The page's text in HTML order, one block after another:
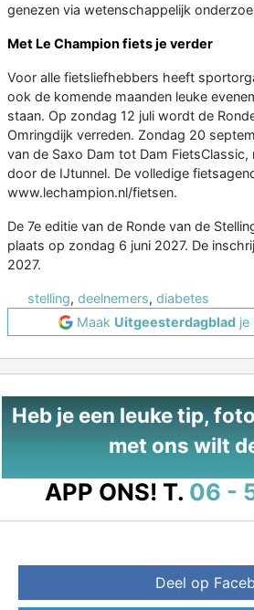
genezen via wetenschappelijk
Met Le Champion fiets je verder
Voor alle fietsliefhebbers heeft
ook de komende maanden leuke
staan. Op zondag 12 juli wordt de
Omringdijk verreden. Zondag 20
van de Saxo Dam tot Dam
door de IJtunnel. De volledige
www.lechampion.nl/fietsen.
De 7e editie van de Ronde van de
plaats op zondag 6 juni 2027. De
2027.
stelling, deelnemers, diabetes
Maak Uitgeesterdagblad je
Heb je een leuke tip,
met ons wilt
APP ONS! T. 06 -
Deel op